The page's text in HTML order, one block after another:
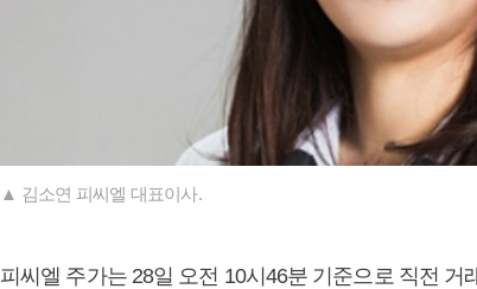
▲ 김소연 피씨엘 대표이사.
피씨엘 주가는 28일 오전 10시46분 기준으로 직전 거